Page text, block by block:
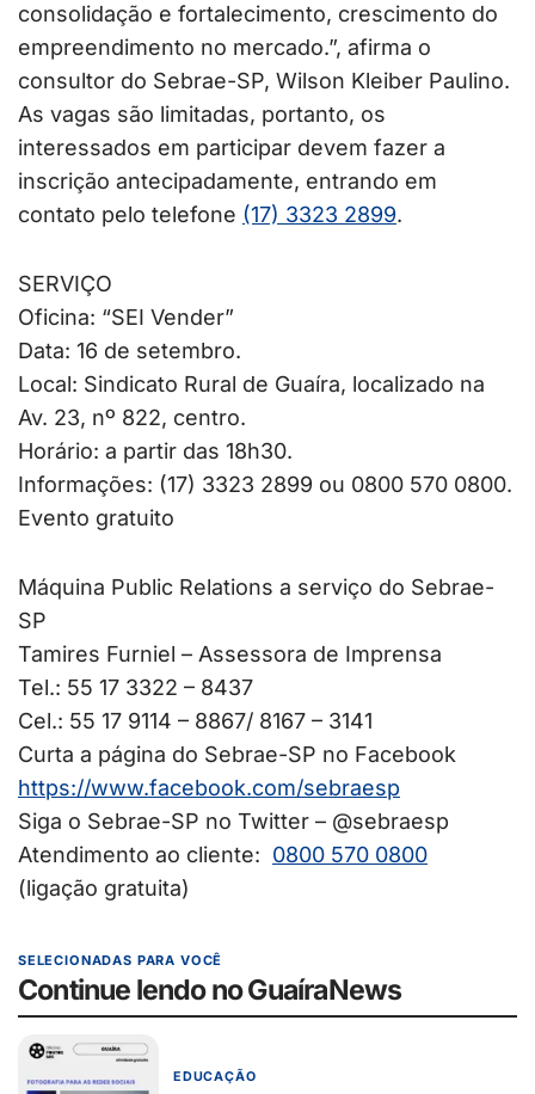
consolidação e fortalecimento, crescimento do
empreendimento no mercado.”, afirma o
consultor do Sebrae-SP, Wilson Kleiber Paulino.
As vagas são limitadas, portanto, os
interessados em participar devem fazer a
inscrição antecipadamente, entrando em
contato pelo telefone (17) 3323 2899.
SERVIÇO
Oficina: “SEI Vender”
Data: 16 de setembro.
Local: Sindicato Rural de Guaíra, localizado na
Av. 23, nº 822, centro.
Horário: a partir das 18h30.
Informações: (17) 3323 2899 ou 0800 570 0800.
Evento gratuito
Máquina Public Relations a serviço do Sebrae-
SP
Tamires Furniel – Assessora de Imprensa
Tel.: 55 17 3322 – 8437
Cel.: 55 17 9114 – 8867/ 8167 – 3141
Curta a página do Sebrae-SP no Facebook
https://www.facebook.com/sebraesp
Siga o Sebrae-SP no Twitter – @sebraesp
Atendimento ao cliente: 0800 570 0800
(ligação gratuita)
SELECIONADAS PARA VOCÊ
Continue lendo no GuaíraNews
EDUCAÇÃO